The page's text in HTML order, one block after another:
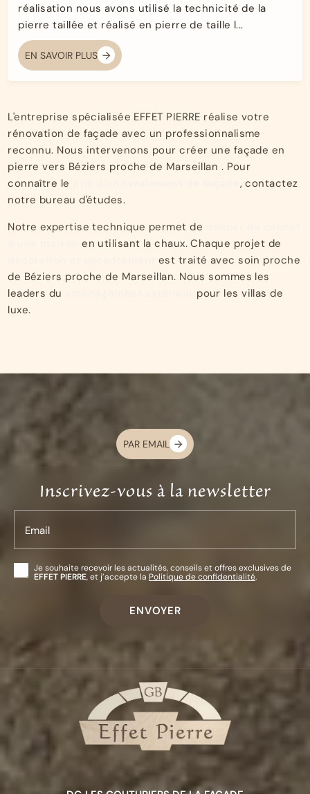
réalisation nous avons utilisé la technicité de la
pierre taillée et réalisé en pierre de taille l...
EN SAVOIR PLUS
L'entreprise spécialisée EFFET PIERRE réalise votre
rénovation de façade avec un professionnalisme
reconnu. Nous intervenons pour créer une façade en
pierre vers Béziers proche de Marseillan . Pour
connaître le
, contactez
notre bureau d'études.
Notre expertise technique permet de
en utilisant la chaux. Chaque projet de
est traité avec soin proche
de Béziers proche de Marseillan. Nous sommes les
leaders du
pour les villas de
luxe.
PAR EMAIL
Inscrivez-vous à la newsletter
Email
Je souhaite recevoir les actualités, conseils et offres exclusives de
EFFET PIERRE, et j’accepte la Politique de confidentialité.